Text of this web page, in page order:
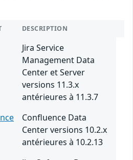
DESCRIPTION
Jira Service
Management Data
Center et Server
versions 11.3.x
antérieures à 11.3.7
Confluence Data
Center versions 10.2.x
antérieures à 10.2.13